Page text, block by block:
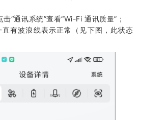
“通讯系统”查看“Wi-Fi 通讯质量”；
直有波浪线表示正常（见下图，此状态